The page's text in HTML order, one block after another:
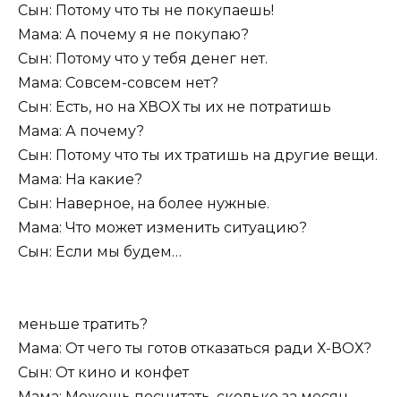
Сын: Потому что ты не покупаешь!
Мама: А почему я не покупаю?
Сын: Потому что у тебя денег нет.
Мама: Совсем-совсем нет?
Сын: Есть, но на ХВОХ ты их не потратишь
Мама: А почему?
Сын: Потому что ты их тратишь на другие вещи.
Мама: На какие?
Сын: Наверное, на более нужные.
Мама: Что может изменить ситуацию?
Сын: Если мы будем…
меньше тратить?
Мама: От чего ты готов отказаться ради Х-ВОХ?
Сын: От кино и конфет